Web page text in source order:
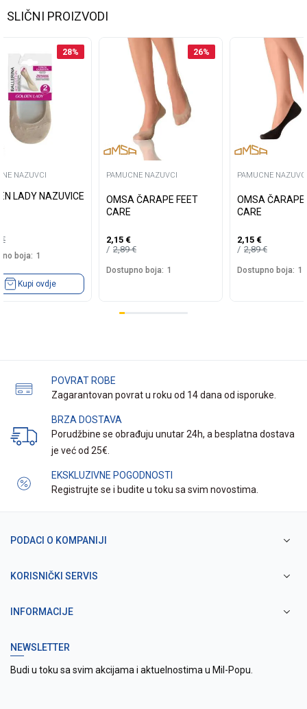
SLIČNI PROIZVODI
28%
NAZUVCI
LADY NAZUVICE
€
boja: 1
Kupi ovdje
26%
PAMUCNE NAZUVCI
OMSA ČARAPE FEET
CARE
2,15 €
2,89€
Dostupno boja: 1
PAMUCNE
OMSA ČARAPE
CARE
2,15 €
2,89€
Dostupno boja: 1
POVRAT ROBE
Zagarantovan povrat u roku od 14 dana od isporuke.
BRZA DOSTAVA
Porudžbine se obrađuju unutar 24h, a besplatna dostava
je već od 25€.
EKSKLUZIVNE POGODNOSTI
Registrujte se i budite u toku sa svim novostima.
PODACI O KOMPANIJI
KORISNIČKI SERVIS
INFORMACIJE
NEWSLETTER
Budi u toku sa svim akcijama i aktuelnostima u Mil-Popu.